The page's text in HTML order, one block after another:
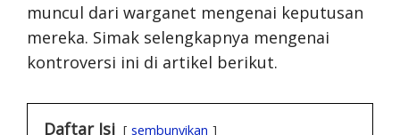
muncul dari warganet mengenai keputusan
mereka. Simak selengkapnya mengenai
kontroversi ini di artikel berikut.
Daftar Isi sembunyikan